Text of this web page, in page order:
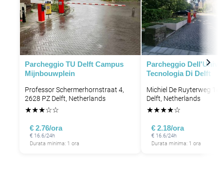
Parcheggio TU Delft Campus
Mijnbouwplein
Professor Schermerhornstraat 4,
2628 PZ Delft, Netherlands
★★★☆☆
€ 2.76/ora
€ 16.6/24h
Durata minima: 1 ora
Parcheggio
Tecnologia Di Delft
Michiel De Ruyterweg
Delft, Netherlands
★★★★☆
€ 2.18/ora
€ 16.6/24h
Durata minima: 1 ora